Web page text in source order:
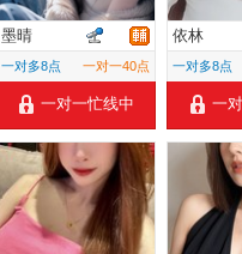
墨晴
一对多8点 一对一40点
一对一忙线中
依林
一对多8点
一